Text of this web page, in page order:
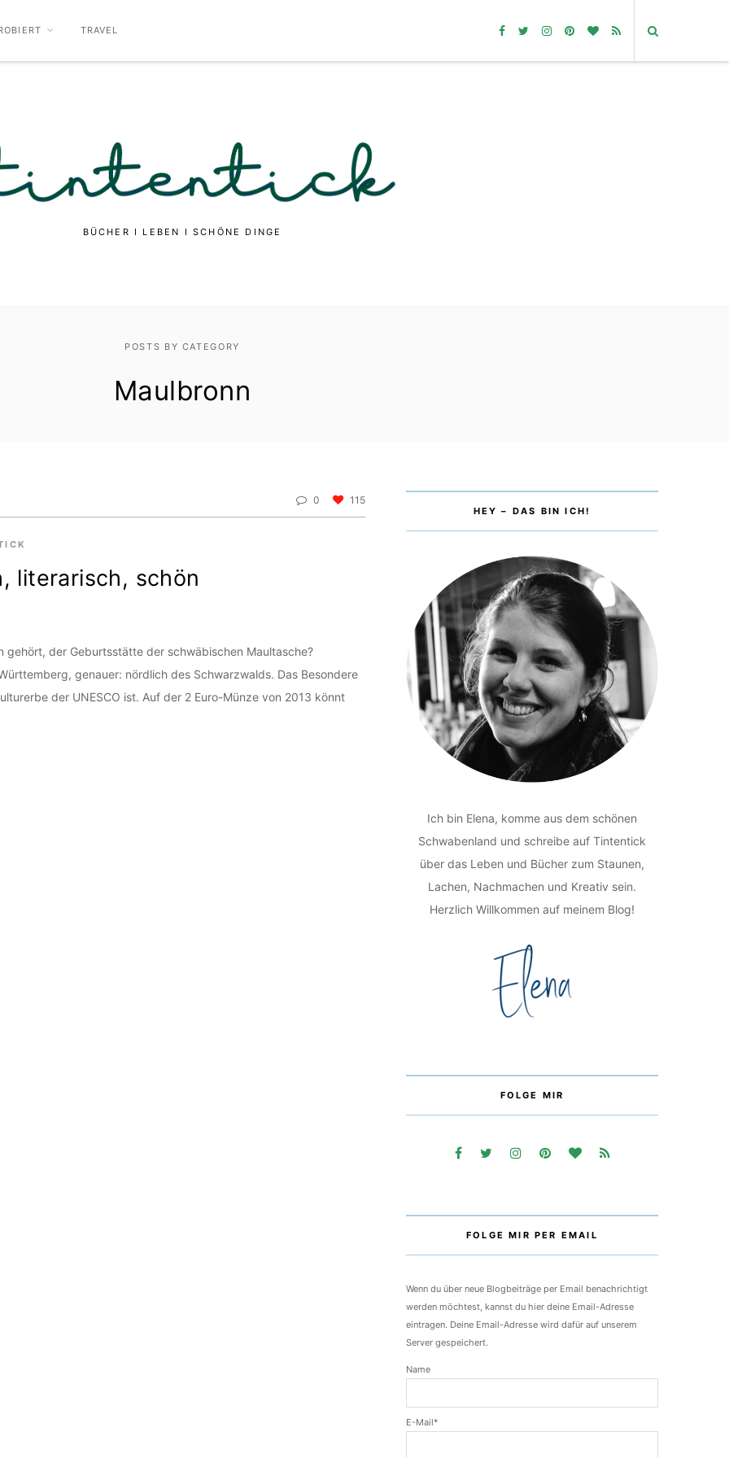
TRAVEL
BÜCHER I LEBEN I SCHÖNE DINGE
POSTS BY CATEGORY
Maulbronn
0 115
literarisch, schön
gehört, der Geburtsstätte der schwäbischen Maultasche?
genauer: nördlich des Schwarzwalds. Das Besondere
der UNESCO ist. Auf der 2 Euro-Münze von 2013 könnt
HEY – DAS BIN ICH!
Ich bin Elena, komme aus dem schönen
Schwabenland und schreibe auf Tintentick
über das Leben und Bücher zum Staunen,
Lachen, Nachmachen und Kreativ sein.
Herzlich Willkommen auf meinem Blog!
FOLGE MIR
FOLGE MIR PER EMAIL
Wenn du über neue Blogbeiträge per Email benachrichtigt
werden möchtest, kannst du hier deine Email-Adresse
eintragen. Deine Email-Adresse wird dafür auf unserem
Server gespeichert.
Name
E-Mail*